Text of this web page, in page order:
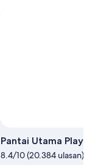
Pantai Utama Playa
8.4/10 (20.384 ulasan)